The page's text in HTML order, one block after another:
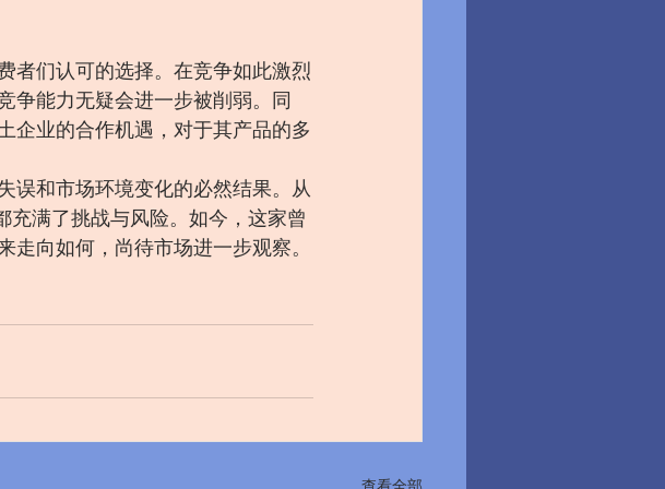
者们认可的选择。在竞争如此激烈
争能力无疑会进一步被削弱。同
企业的合作机遇，对于其产品的多
误和市场环境变化的必然结果。从
充满了挑战与风险。如今，这家曾
向如何，尚待市场进一步观察。